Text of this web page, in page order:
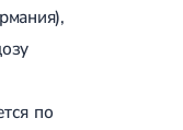
по